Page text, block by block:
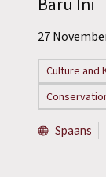
27
Culture and
Spaans